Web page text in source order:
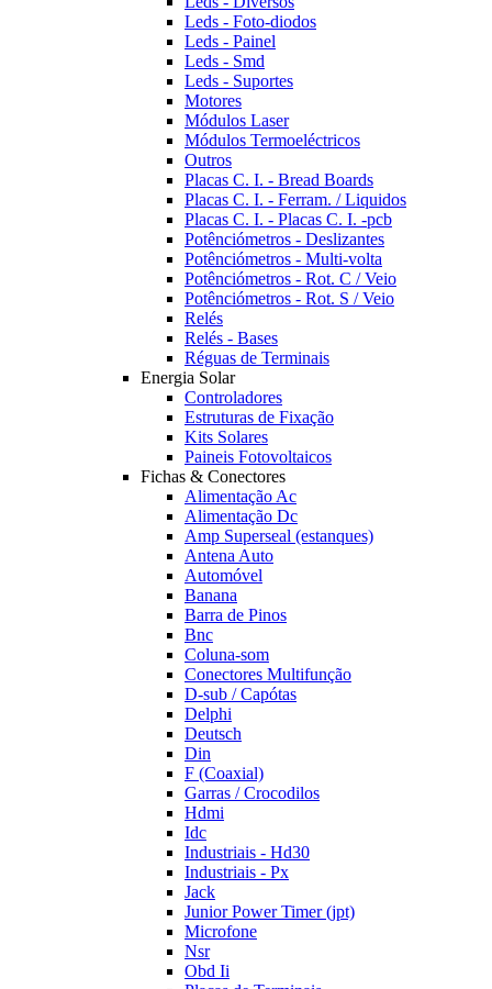
Leds - Foto-diodos
Leds - Painel
Leds - Smd
Leds - Suportes
Motores
Módulos Laser
Módulos Termoeléctricos
Outros
Placas C. I. - Bread Boards
Placas C. I. - Ferram. / Liquidos
Placas C. I. - Placas C. I. -pcb
Potênciómetros - Deslizantes
Potênciómetros - Multi-volta
Potênciómetros - Rot. C / Veio
Potênciómetros - Rot. S / Veio
Relés
Relés - Bases
Réguas de Terminais
Energia Solar
Controladores
Estruturas de Fixação
Kits Solares
Paineis Fotovoltaicos
Fichas & Conectores
Alimentação Ac
Alimentação Dc
Amp Superseal (estanques)
Antena Auto
Automóvel
Banana
Barra de Pinos
Bnc
Coluna-som
Conectores Multifunção
D-sub / Capótas
Delphi
Deutsch
Din
F (Coaxial)
Garras / Crocodilos
Hdmi
Idc
Industriais - Hd30
Industriais - Px
Jack
Junior Power Timer (jpt)
Microfone
Nsr
Obd Ii